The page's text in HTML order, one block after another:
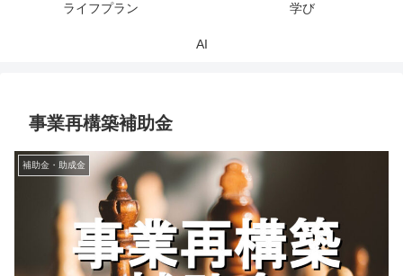
ライフプラン 学び
AI
事業再構築補助金
補助金・助成金